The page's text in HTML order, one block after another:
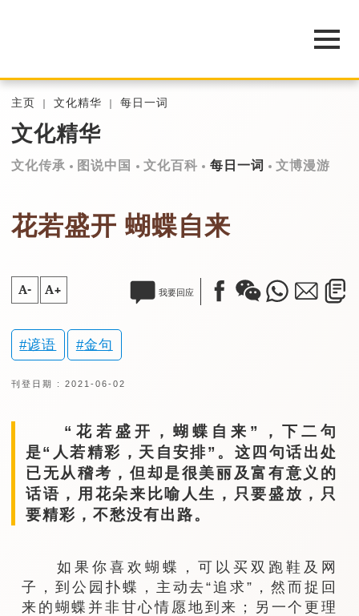
主页 文化精华 每日一词
文化精华
文化传承 图说中国 文化百科 每日一词 文博漫游
花若盛开 蝴蝶自来
A- A+ 我要回应
谚语 金句
刊登日期 : 2021-06-02
“花若盛开，蝴蝶自来”，下二句
是“人若精彩，天自安排”。这四句话出处
已无从稽考，但却是很美丽及富有意义的
话语，用花朵来比喻人生，只要盛放，只
要精彩，不愁没有出路。
如果你喜欢蝴蝶，可以买双跑鞋及网
子，到公园扑蝶，主动去“追求”，然而捉回
来的蝴蝶并非甘心情愿地到来；另一个更理